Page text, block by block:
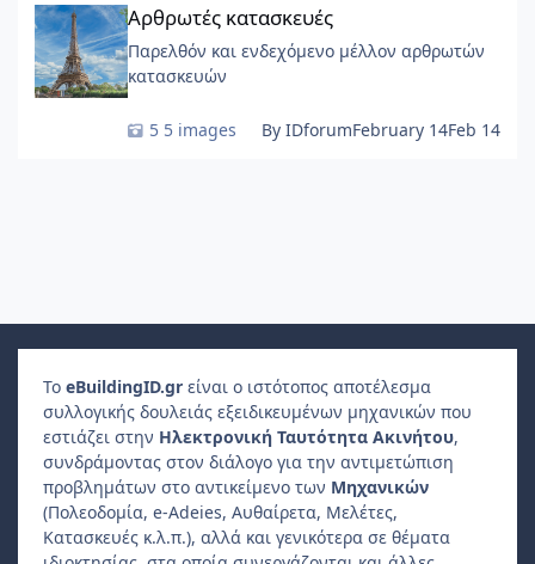
Αρθρωτές κατασκευές
Παρελθόν και ενδεχόμενο μέλλον αρθρωτών
κατασκευών
5 images By IDforumFebruary 14Feb 14
Το eBuildingID.gr είναι ο ιστότοπος αποτέλεσμα
συλλογικής δουλειάς εξειδικευμένων μηχανικών που
εστιάζει στην Ηλεκτρονική Ταυτότητα Ακινήτου,
συνδράμοντας στον διάλογο για την αντιμετώπιση
προβλημάτων στο αντικείμενο των Μηχανικών
(Πολεοδομία, e-Adeies, Αυθαίρετα, Μελέτες,
Κατασκευές κ.λ.π.), αλλά και γενικότερα σε θέματα